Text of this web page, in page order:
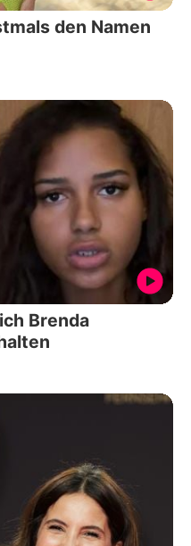
den Namen
Brenda